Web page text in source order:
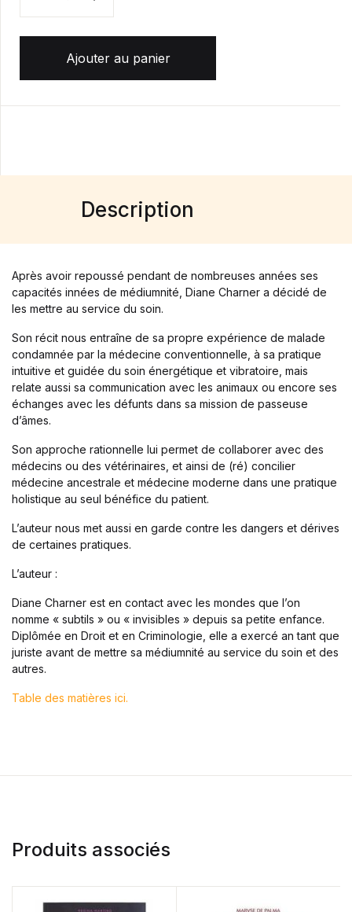
Ajouter au panier
Description
Après avoir repoussé pendant de nombreuses années ses
capacités innées de médiumnité, Diane Charner a décidé de
les mettre au service du soin.
Son récit nous entraîne de sa propre expérience de malade
condamnée par la médecine conventionnelle, à sa pratique
intuitive et guidée du soin énergétique et vibratoire, mais
relate aussi sa communication avec les animaux ou encore ses
échanges avec les défunts dans sa mission de passeuse
d’âmes.
Son approche rationnelle lui permet de collaborer avec des
médecins ou des vétérinaires, et ainsi de (ré) concilier
médecine ancestrale et médecine moderne dans une pratique
holistique au seul bénéfice du patient.
L’auteur nous met aussi en garde contre les dangers et dérives
de certaines pratiques.
L’auteur :
Diane Charner est en contact avec les mondes que l’on
nomme « subtils » ou « invisibles » depuis sa petite enfance.
Diplômée en Droit et en Criminologie, elle a exercé an tant que
juriste avant de mettre sa médiumnité au service du soin et des
autres.
Table des matières ici.
Produits associés